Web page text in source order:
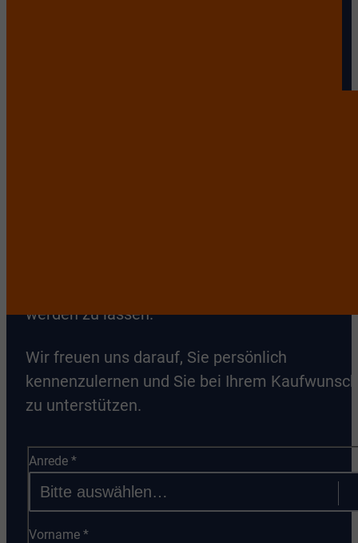
werden zu lassen.
Wir freuen uns darauf, Sie persönlich
kennenzulernen und Sie bei Ihrem Kaufwunsch
zu unterstützen.
Anrede *
Vorname *